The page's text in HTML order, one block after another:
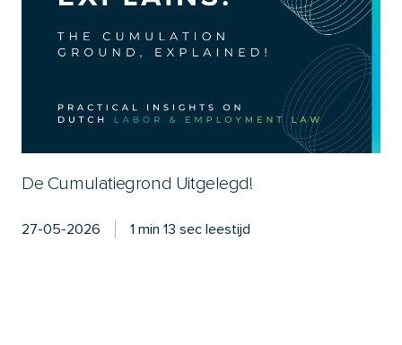
De Cumulatiegrond Uitgelegd!
27-05-2026 1 min 13 sec leestijd